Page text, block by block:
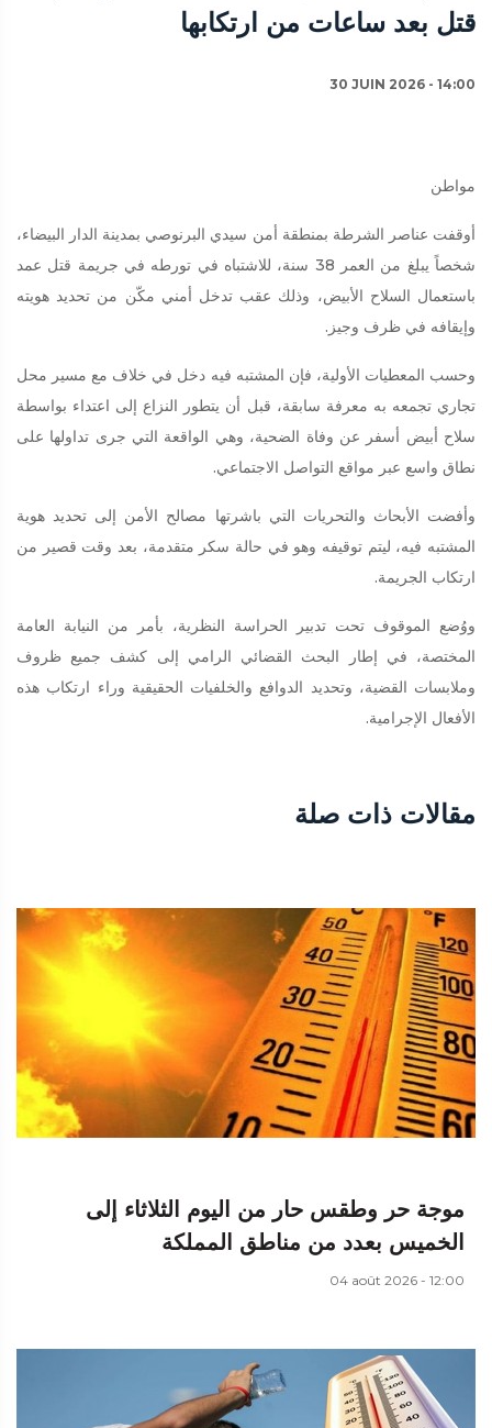
قتل بعد ساعات من ارتكابها
30 JUIN 2026 - 14:00
مواطن
أوقفت عناصر الشرطة بمنطقة أمن سيدي البرنوصي بمدينة الدار البيضاء،
شخصاً يبلغ من العمر 38 سنة، للاشتباه في تورطه في جريمة قتل عمد
باستعمال السلاح الأبيض، وذلك عقب تدخل أمني مكّن من تحديد هويته
وإيقافه في ظرف وجيز.
وحسب المعطيات الأولية، فإن المشتبه فيه دخل في خلاف مع مسير محل
تجاري تجمعه به معرفة سابقة، قبل أن يتطور النزاع إلى اعتداء بواسطة
سلاح أبيض أسفر عن وفاة الضحية، وهي الواقعة التي جرى تداولها على
نطاق واسع عبر مواقع التواصل الاجتماعي.
وأفضت الأبحاث والتحريات التي باشرتها مصالح الأمن إلى تحديد هوية
المشتبه فيه، ليتم توقيفه وهو في حالة سكر متقدمة، بعد وقت قصير من
ارتكاب الجريمة.
ووُضع الموقوف تحت تدبير الحراسة النظرية، بأمر من النيابة العامة
المختصة، في إطار البحث القضائي الرامي إلى كشف جميع ظروف
وملابسات القضية، وتحديد الدوافع والخلفيات الحقيقية وراء ارتكاب هذه
الأفعال الإجرامية.
مقالات ذات صلة
موجة حر وطقس حار من اليوم الثلاثاء إلى
الخميس بعدد من مناطق المملكة
04 août 2026 - 12:00